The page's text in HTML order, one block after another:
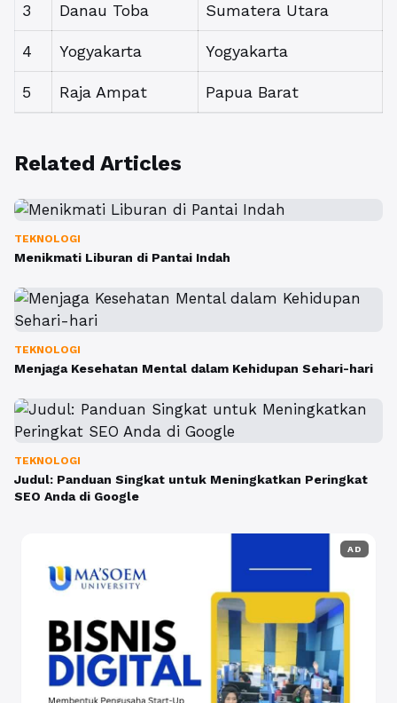
3 Danau Toba Sumatera Utara
4 Yogyakarta Yogyakarta
5 Raja Ampat Papua Barat
Related Articles
TEKNOLOGI
Menikmati Liburan di Pantai Indah
TEKNOLOGI
Menjaga Kesehatan Mental dalam Kehidupan Sehari-hari
TEKNOLOGI
Judul: Panduan Singkat untuk Meningkatkan Peringkat
SEO Anda di Google
AD